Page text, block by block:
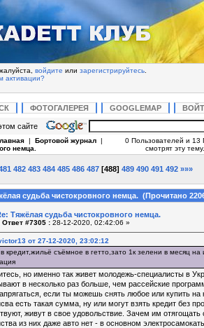
войдите или зарегистрируйтесь
активации?
ФОТОГАЛЕРЕЯ GOOGLEMAP
сайте
| Бортовой журнал |
немца.
0 Пользователей и 13
смотрят эту тему.
482 483 484 485 486 487 [488] 489 490 491 492 »»»
судьба чистокровного немца. (Прочитано
Тяжёлая судьба чистокровного немца.
Ответ #7305 : 28-12-2020, 02:42:06 »
от 27-12-2020, 23:02:12
кредит,жильё съёмное в гетто,зато 1к зелени в месяц на
но именно так живет молодежь-специалисты в
в несколько раз больше, чем рассейские
если ты можешь снять любое или купить на
есть такая сумма, ну или могут взять кредит без
живут в свое удовольствие. Зачем им
из них даже авто нет - в основном